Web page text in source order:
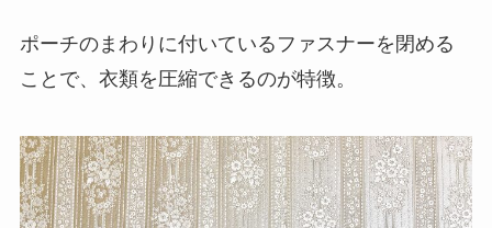
ポーチのまわりに付いているファスナーを閉める
ことで、衣類を圧縮できるのが特徴。